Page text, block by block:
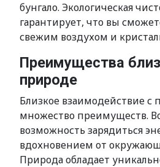
бунгало. Экологическая
гарантирует, что вы
свежим воздухом и
Преимущества
природе
Близкое взаимодействие с
множество преимуществ.
возможность зарядиться
вдохновением от
Природа обладает